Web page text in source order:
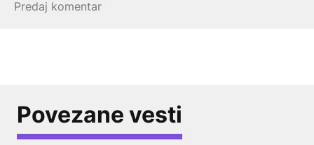
Povezane vesti